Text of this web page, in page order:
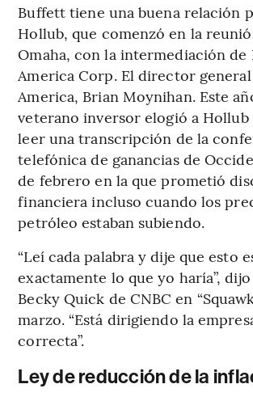
Buffett tiene una buena relación
Hollub, que comenzó en la
Omaha, con la intermediación de
America Corp. El director
America, Brian Moynihan. Este
veterano inversor elogió a Hollub
leer una transcripción de la
telefónica de ganancias de
de febrero en la que prometió
financiera incluso cuando los
petróleo estaban subiendo.
“Leí cada palabra y dije que esto
exactamente lo que yo haría”,
Becky Quick de CNBC en
marzo. “Está dirigiendo la
correcta”.
Ley de reducción de la